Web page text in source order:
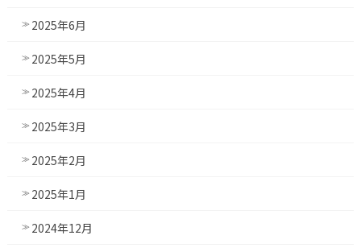
2025年6月
2025年5月
2025年4月
2025年3月
2025年2月
2025年1月
2024年12月